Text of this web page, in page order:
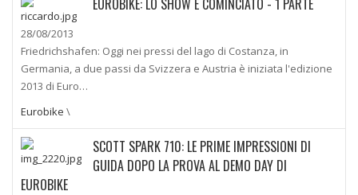
28/08/2013
Friedrichshafen: Oggi nei pressi del lago di Costanza, in
Germania, a due passi da Svizzera e Austria è iniziata l'edizione
2013 di Euro…
Eurobike \
SCOTT SPARK 710: LE PRIME IMPRESSIONI DI
GUIDA DOPO LA PROVA AL DEMO DAY DI
EUROBIKE